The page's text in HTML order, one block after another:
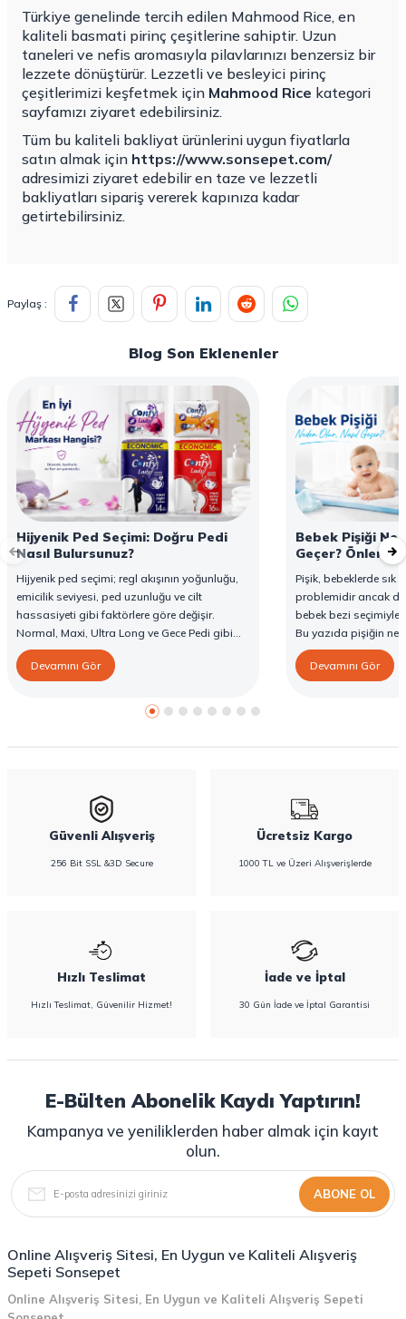
Türkiye genelinde tercih edilen Mahmood Rice, en
kaliteli basmati pirinç çeşitlerine sahiptir. Uzun
taneleri ve nefis aromasıyla pilavlarınızı benzersiz bir
lezzete dönüştürür. Lezzetli ve besleyici pirinç
çeşitlerimizi keşfetmek için Mahmood Rice kategori
sayfamızı ziyaret edebilirsiniz.
Tüm bu kaliteli bakliyat ürünlerini uygun fiyatlarla
satın almak için https://www.sonsepet.com/
adresimizi ziyaret edebilir en taze ve lezzetli
bakliyatları sipariş vererek kapınıza kadar
getirtebilirsiniz.
Paylaş :
Blog Son Eklenenler
Hijyenik Ped Seçimi: Doğru Pedi
Nasıl Bulursunuz?
Hijyenik ped seçimi; regl akışının yoğunluğu,
emicilik seviyesi, ped uzunluğu ve cilt
hassasiyeti gibi faktörlere göre değişir.
Normal, Maxi, Ultra Long ve Gece Pedi gibi
farklı seçenekler, farklı ihtiyaçlara yönelik
koruma sunar. Doğru ped seçimi gün boyu
rehberde hijyenik ped çeşitleri, seçim kriterleri
Devamını Gör
Bebek Pişiği
Geçer? Önleme
Pişik, bebeklerde sık
problemidir ancak
bebek bezi seçimiyle
Bu yazıda pişiğin
yöntemlerini ve
karşı destekleyici
Devamını Gör
Güvenli Alışveriş
256 Bit SSL &3D Secure
Ücretsiz Kargo
1000 TL ve Üzeri Alışverişlerde
Hızlı Teslimat
Hızlı Teslimat, Güvenilir Hizmet!
İade ve İptal
30 Gün İade ve İptal Garantisi
E-Bülten Abonelik Kaydı Yaptırın!
Kampanya ve yeniliklerden haber almak için kayıt
olun.
ABONE OL
Online Alışveriş Sitesi, En Uygun ve Kaliteli Alışveriş
Sepeti Sonsepet
Online Alışveriş Sitesi, En Uygun ve Kaliteli Alışveriş Sepeti